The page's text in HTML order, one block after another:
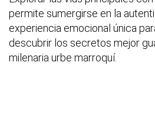
permite sumergirse en la
experiencia emocional única
descubrir los secretos mejor
milenaria urbe marroquí.